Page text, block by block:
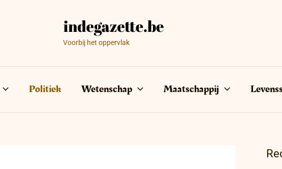
Voorbij het oppervlak
Politiek Wetenschap Maatschappij